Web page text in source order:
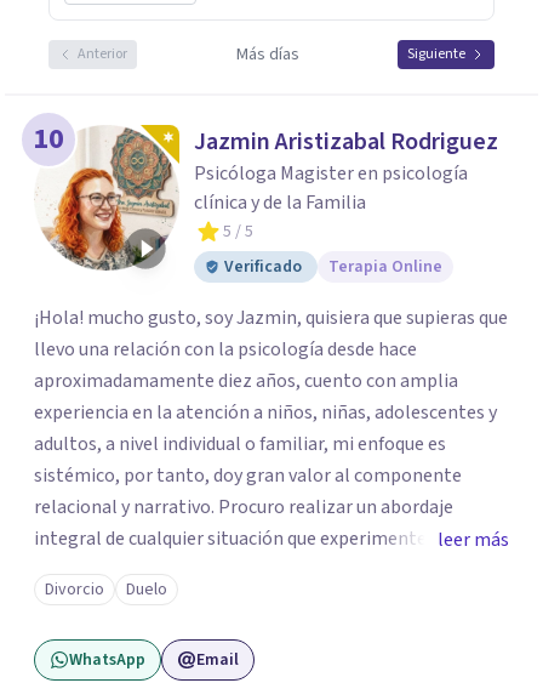
Anterior Más días Siguiente
10 Jazmin Aristizabal Rodriguez
Psicóloga Magister en psicología
clínica y de la Familia
5 / 5
Verificado
Terapia Online
¡Hola! mucho gusto, soy Jazmin, quisiera que supieras que
llevo una relación con la psicología desde hace
aproximadamamente diez años, cuento con amplia
experiencia en la atención a niños, niñas, adolescentes y
adultos, a nivel individual o familiar, mi enfoque es
sistémico, por tanto, doy gran valor al componente
relacional y narrativo. Procuro realizar un abordaje
integral de cualquier situación que experimenten mis
consultantes y así lograr una comprensión que favorezca
procesos de aprendizaje significativo y potencializar así
la movilización de recursos en pro de la solución y el
bienestar.
leer más
Divorcio Duelo
WhatsApp Email